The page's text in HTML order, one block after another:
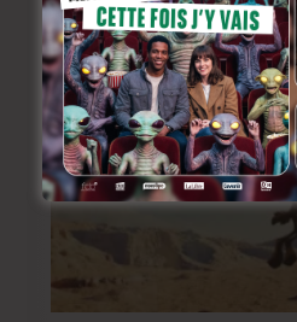
de Dickens !
1 jour ago